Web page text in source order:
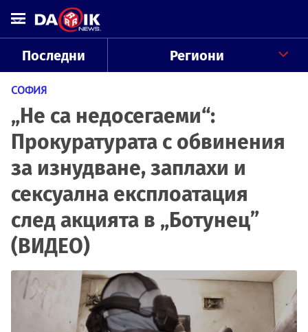
Последни Региони
СОФИЯ
„Не са недосегаеми“:
Прокуратурата с обвинения
за изнудване, заплахи и
сексуална експлоатация
след акцията в „Ботунец”
(ВИДЕО)